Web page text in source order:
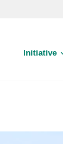
Initiative